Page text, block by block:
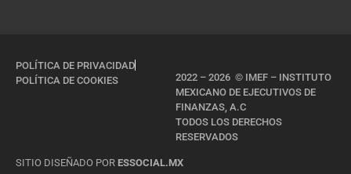
2022 – 2026 © IMEF – INSTITUTO
MEXICANO DE EJECUTIVOS DE
FINANZAS, A.C
TODOS LOS DERECHOS
RESERVADOS
POLÍTICA DE PRIVACIDAD
POLÍTICA DE COOKIES
SITIO DISEÑADO POR ESSOCIAL.MX